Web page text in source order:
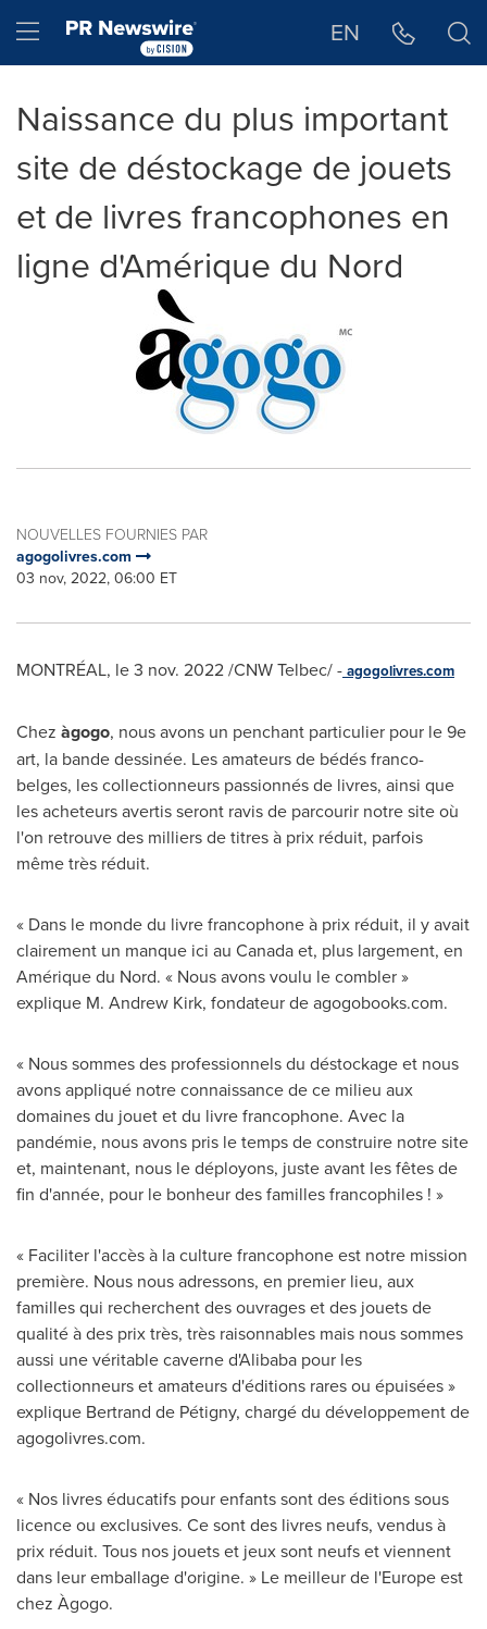
Hamburger menu EN
Naissance du plus important
site de déstockage de jouets
et de livres francophones en
ligne d'Amérique du Nord
NOUVELLES FOURNIES PAR
agogolivres.com
03 nov, 2022, 06:00 ET
MONTRÉAL, le3 nov. 2022/CNW Telbec/ - agogolivres.com
Chez àgogo, nous avons un penchant particulier pour le 9e
art, la bande dessinée. Les amateurs de bédés franco-
belges, les collectionneurs passionnés de livres, ainsi que
les acheteurs avertis seront ravis de parcourir notre site où
l'on retrouve des milliers de titres à prix réduit, parfois
même très réduit.
« Dans le monde du livre francophone à prix réduit, il y avait
clairement un manque ici au Canadaet, plus largement, en
Amérique du Nord. « Nous avons voulu le combler »
explique M. Andrew Kirk, fondateur de agogobooks.com.
« Nous sommes des professionnels du déstockage et nous
avons appliqué notre connaissance de ce milieu aux
domaines du jouet et du livre francophone. Avec la
pandémie, nous avons pris le temps de construire notre site
et, maintenant, nous le déployons, juste avant les fêtes de
fin d'année, pour le bonheur des familles francophiles ! »
« Faciliter l'accès à la culture francophone est notre mission
première. Nous nous adressons, en premier lieu, aux
familles qui recherchent des ouvrages et des jouets de
qualité à des prix très, très raisonnables mais nous sommes
aussi une véritable caverne d'Alibaba pour les
collectionneurs et amateurs d'éditions rares ou épuisées »
explique Bertrand de Pétigny, chargé du développement de
agogolivres.com.
« Nos livres éducatifs pour enfants sont des éditions sous
licence ou exclusives. Ce sont des livres neufs, vendus à
prix réduit. Tous nos jouets et jeux sont neufs et viennent
dans leur emballage d'origine. » Le meilleur de l'Europeest
chez Àgogo.